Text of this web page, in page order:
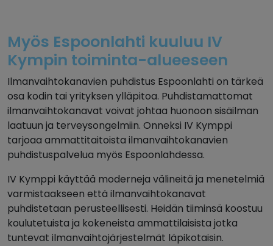
Myös Espoonlahti kuuluu IV
Kympin toiminta-alueeseen
Ilmanvaihtokanavien puhdistus Espoonlahti on tärkeä
osa kodin tai yrityksen ylläpitoa. Puhdistamattomat
ilmanvaihtokanavat voivat johtaa huonoon sisäilman
laatuun ja terveysongelmiin. Onneksi IV Kymppi
tarjoaa ammattitaitoista ilmanvaihtokanavien
puhdistuspalvelua myös Espoonlahdessa.
IV Kymppi käyttää moderneja välineitä ja menetelmiä
varmistaakseen että ilmanvaihtokanavat
puhdistetaan perusteellisesti. Heidän tiiminsä koostuu
koulutetuista ja kokeneista ammattilaisista jotka
tuntevat ilmanvaihtojärjestelmät läpikotaisin.